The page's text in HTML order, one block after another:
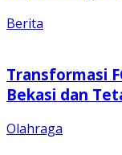
Berita
Transformasi
Bekasi dan
Olahraga